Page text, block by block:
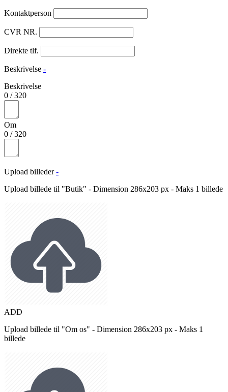
Kontaktperson
CVR NR.
Direkte tlf.
Beskrivelse -
Beskrivelse
0 /320
Om
0 /320
Upload billeder -
Upload billede til "Butik" - Dimension 286x203 px - Maks 1 billede
ADD
Upload billede til "Om os" - Dimension 286x203 px - Maks 1
billede